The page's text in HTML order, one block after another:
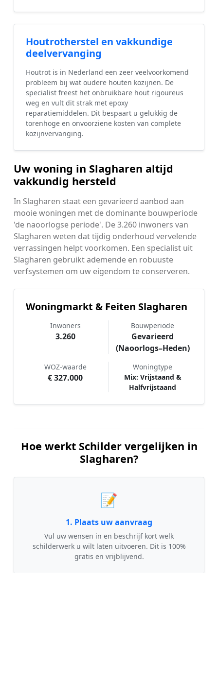
Houtrotherstel en vakkundige
deelvervanging
Houtrot is in Nederland een zeer veelvoorkomend
probleem bij wat oudere houten kozijnen. De
specialist freest het onbruikbare hout rigoureus
weg en vult dit strak met epoxy
reparatiemiddelen. Dit bespaart u gelukkig de
torenhoge en onvoorziene kosten van complete
kozijnvervanging.
Uw woning in Slagharen altijd
vakkundig hersteld
In Slagharen staat een gevarieerd aanbod aan
mooie woningen met de dominante bouwperiode
'de naoorlogse periode'. De 3.260 inwoners van
Slagharen weten dat tijdig onderhoud vervelende
verrassingen helpt voorkomen. Een specialist uit
Slagharen gebruikt ademende en robuuste
verfsystemen om uw eigendom te conserveren.
Woningmarkt & Feiten Slagharen
Inwoners
3.260
Bouwperiode
Gevarieerd
(Naoorlogs–Heden)
WOZ-waarde
€ 327.000
Woningtype
Mix: Vrijstaand &
Halfvrijstaand
Hoe werkt Schilder vergelijken in
Slagharen?
📝
1. Plaats uw aanvraag
Vul uw wensen in en beschrijf kort welk
schilderwerk u wilt laten uitvoeren. Dit is 100%
gratis en vrijblijvend.